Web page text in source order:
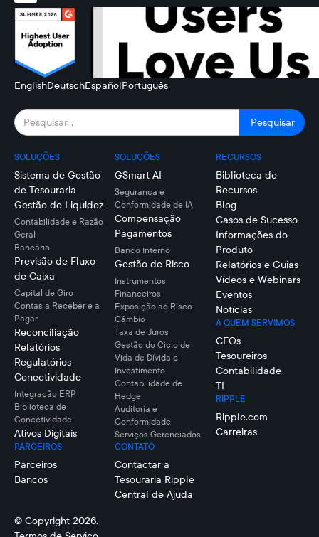
EnglishDeutschEspañolPortuguês
SOLUÇÕES
Sistema de Gestão
de Tesouraria
Gestão de Liquidez
Contabilidade e Razão
Geral
Bancário
Previsão de Fluxo
de Caixa
Capital de Giro
Contas a Receber e a
Pagar
Reconciliação
Relatórios
Regulatórios
Conectividade
Integração ERP
Biblioteca de
Conectividade
Ativos Digitais
PARCEIROS
Parceiros
Bancos
SOLUÇÕES
GSmart AI
Segurança e
Conformidade de IA
Compensação
Pagamentos
Banco Interno
Gestão de Risco
Instrumentos
Financeiros
Exposição ao Risco
Câmbio
Taxa de Juros
Gestão do Ciclo de
Vida de Dívida e
Investimento
Contabilidade de
Hedge
Auditoria e
Conformidade
Serviços Gerenciados
CONTATO
Contactar a
Tesouraria Ripple
Central de Ajuda
RECURSOS
Biblioteca de
Recursos
Blog
Casos de Sucesso
Informações do
Produto
Relatórios e Guias
Vídeos e Webinars
Eventos
Notícias
A QUEM SERVIMOS
CFOs
Tesoureiros
Contabilidade
TI
RIPPLE
Ripple.com
Carreiras
© Copyright 2026.